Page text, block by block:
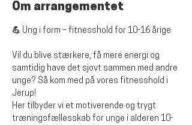
Om arrangementet
💪 Ung i form – fitnesshold for 10-16 årige
Vil du blive stærkere, få mere energi og
samtidig have det sjovt sammen med andre
unge? Så kom med på vores fitnesshold i
Jerup!
Her tilbyder vi et motiverende og trygt
træningsfællesskab for unge i alderen 10-